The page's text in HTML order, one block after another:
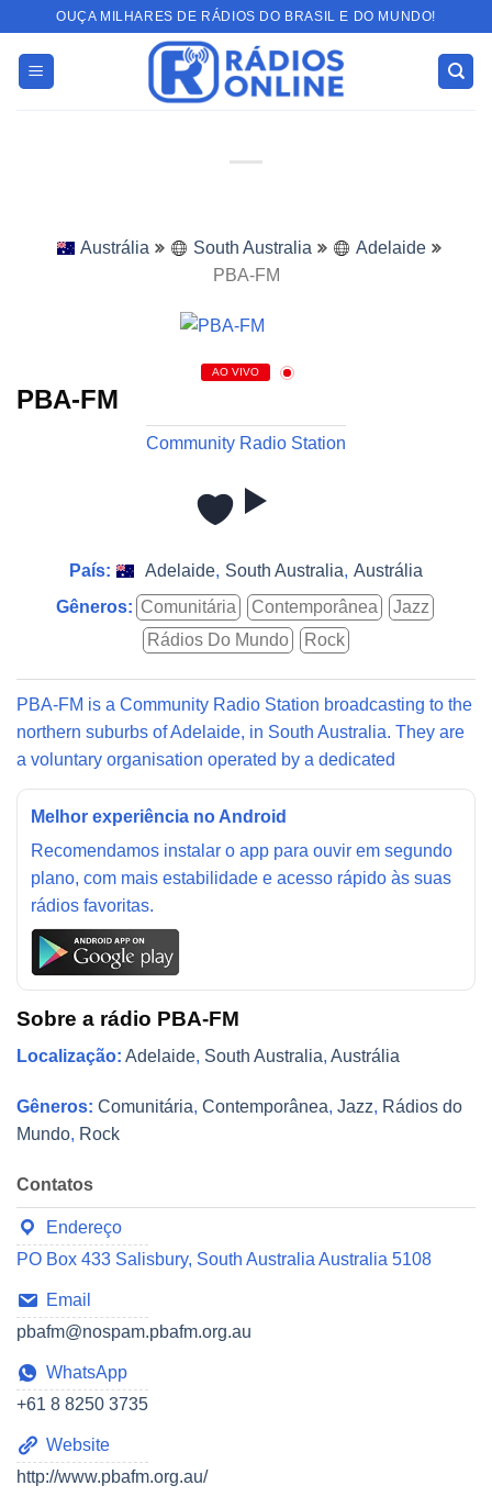
content
OUÇA MILHARES DE RÁDIOS DO BRASIL E DO MUNDO!
Austrália South Australia
Adelaide
PBA-FM
AO VIVO
PBA-FM
Community Radio Station
País: Adelaide, South Australia, Austrália
Gêneros: Comunitária Contemporânea
Jazz
Rádios Do Mundo
Rock
PBA-FM is a Community Radio Station broadcasting to the
northern suburbs of Adelaide, in South Australia. They are
a voluntary organisation operated by a dedicated
Melhor experiência no Android
Recomendamos instalar o app para ouvir em segundo
plano, com mais estabilidade e acesso rápido às suas
rádios favoritas.
Sobre a rádio PBA-FM
Localização: Adelaide, South Australia, Austrália
Gêneros: Comunitária, Contemporânea, Jazz, Rádios do
Mundo, Rock
Contatos
Endereço
PO Box 433 Salisbury, South Australia Australia 5108
Email
pbafm@nospam.pbafm.org.au
WhatsApp
+61 8 8250 3735
Website
http://www.pbafm.org.au/